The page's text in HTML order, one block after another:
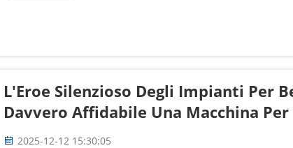
L'Eroe Silenzioso Degli Impianti Per
Davvero Affidabile Una Macchina
2025-12-12 15:30:05